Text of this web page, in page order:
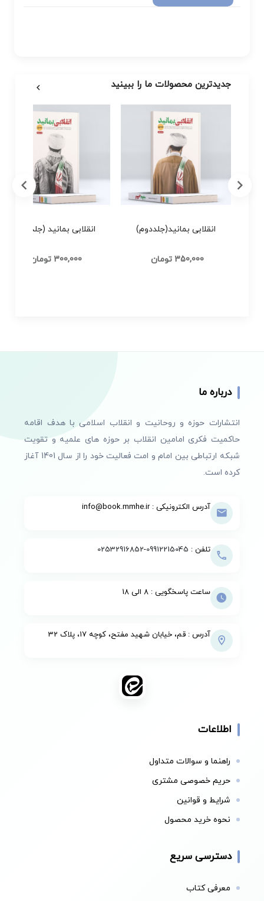
جدیدترین محصولات ما را ببینید
انقلابی بمانید(جلددوم)
350,000 تومان
انقلابی بمانید (جلد اول)
300,000 تومان
درباره ما
انتشارات حوزه و روحانیت و انقلاب اسلامی با هدف اقامه
حاکمیت فکری امامین انقلاب بر حوزه های علمیه و تقویت
شبکه ارتباطی بین امام و امت فعالیت خود را از سال 1401 آغاز
کرده است.
آدرس الکترونیکی : info@book.mmhe.ir
تلفن : 09912215045
-
02532916852
ساعت پاسخگویی : 8 الی 18
آدرس : قم، خیابان شهید مفتح، کوچه 17، پلاک 32
اطلاعات
راهنما و سوالات متداول
حریم خصوصی مشتری
شرایط و قوانین
نحوه خرید محصول
دسترسی سریع
معرفی کتاب